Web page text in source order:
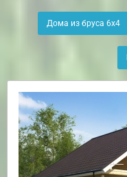
Дома из бруса 6х4